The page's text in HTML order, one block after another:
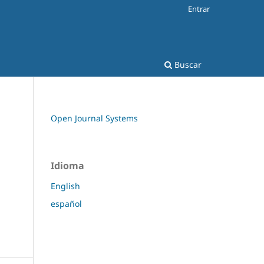
Buscar
Entrar
Open Journal Systems
Idioma
English
español